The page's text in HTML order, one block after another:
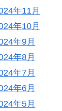
年11月
年10月
年9月
年8月
年7月
年6月
年5月